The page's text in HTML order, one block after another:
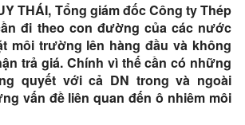
THÁI, Tổng giám đốc Công ty Thép
đi theo con đường của các nước
môi trường lên hàng đầu và không
trả giá. Chính vì thế cần có những
quyết với cả DN trong và ngoài
vấn đề liên quan đến ô nhiêm môi